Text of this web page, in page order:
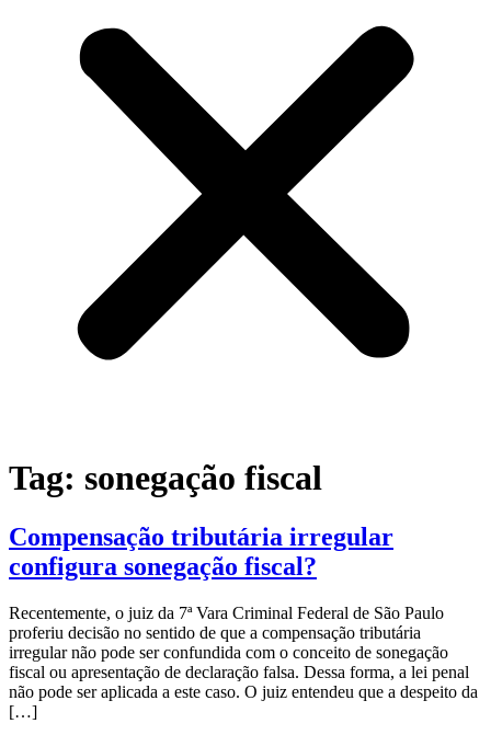
Tag: sonegação fiscal
Compensação tributária irregular
configura sonegação fiscal?
Recentemente, o juiz da 7ª Vara Criminal Federal de São Paulo
proferiu decisão no sentido de que a compensação tributária
irregular não pode ser confundida com o conceito de sonegação
fiscal ou apresentação de declaração falsa. Dessa forma, a lei penal
não pode ser aplicada a este caso. O juiz entendeu que a despeito da
[…]